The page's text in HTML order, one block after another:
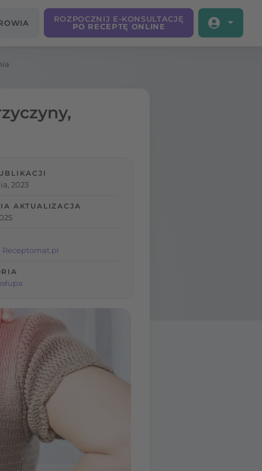
ROZPOCZNIJ E-KONSULTACJĘ
PO RECEPTĘ ONLINE
2023
AKTUALIZACJA
Receptomat.pl